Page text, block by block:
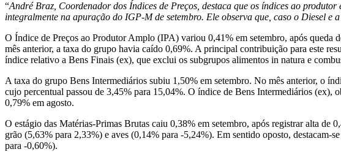
“André Braz, Coordenador dos Índices de Preços, destaca que os índices ao
integralmente na apuração do IGP-M de setembro. Ele observa que, caso o Diesel
O Índice de Preços ao Produtor Amplo (IPA) variou 0,41% em setembro, após queda
mês anterior, a taxa do grupo havia caído 0,69%. A principal contribuição para este
índice relativo a Bens Finais (ex), que exclui os subgrupos alimentos in natura e
A taxa do grupo Bens Intermediários subiu 1,50% em setembro. No mês anterior, o
cujo percentual passou de 3,45% para 15,04%. O índice de Bens Intermediários (ex),
0,79% em agosto.
O estágio das Matérias-Primas Brutas caiu 0,38% em setembro, após registrar alta
grão (5,63% para 2,33%) e aves (0,14% para -5,24%). Em sentido oposto,
para -0,60%).